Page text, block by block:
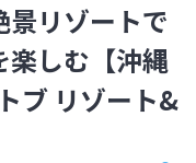
リゾートで
楽しむ【沖縄
ブ リゾート&